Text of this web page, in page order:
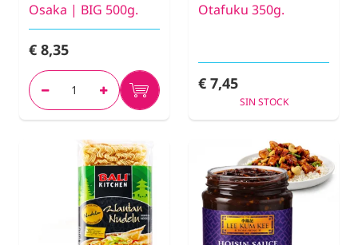
Osaka | BIG 500g.
€ 8,35
Otafuku 350g.
€ 7,45
SIN STOCK